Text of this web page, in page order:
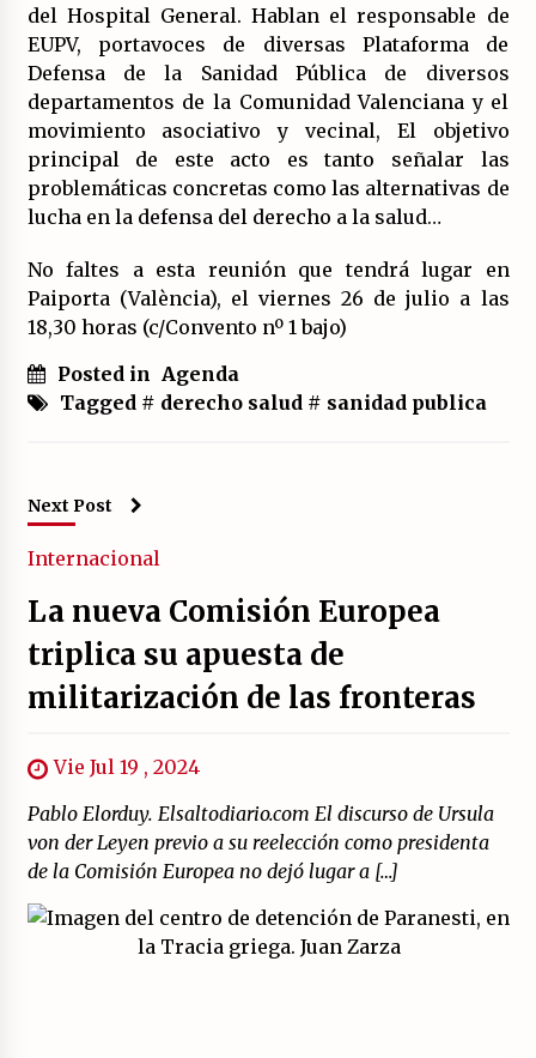
20/07/2026
¿Por qué la «unidad de las izquierdas» es un
19/07/2026
Polarizada y movilizada, la ciudadanía no se
queda en casa.
19/07/2026
Llamamiento por el 18 julio del Encuentro
Estatal por la República.
17/07/2026
La OTAN acelera la militarización industrial
con un nuevo modelo de producción
Asamblea abierta de los CLER en Alaquàs
plantea una alternativa a las obras aprobadas
para La Saleta y la línea C3.
16/07/2026
contra la OTAN, el Imperialismo y la Guerra.
El fuego no tiene la culpa en Los Gallardos
(Almería)
del Hospital General. Hablan el responsable de
EUPV, portavoces de diversas Plataforma de
Defensa de la Sanidad Pública de diversos
departamentos de la Comunidad Valenciana y el
movimiento asociativo y vecinal, El objetivo
principal de este acto es tanto señalar las
problemáticas concretas como las alternativas de
lucha en la defensa del derecho a la salud…
No faltes a esta reunión que tendrá lugar en
Paiporta (València), el viernes 26 de julio a las
18,30 horas (c/Convento nº 1 bajo)
Posted in Agenda
Tagged # derecho salud # sanidad publica
Next Post
Internacional
La nueva Comisión Europea
triplica su apuesta de
militarización de las fronteras
Vie Jul 19 , 2024
Pablo Elorduy. Elsaltodiario.com El discurso de Ursula
von der Leyen previo a su reelección como presidenta
de la Comisión Europea no dejó lugar a […]